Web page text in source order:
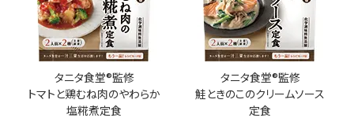
タニタ食堂®監修
トマトと鶏むね肉のやわらか
塩糀煮定食
タニタ食堂®監修
鮭ときのこのクリームソース
定食